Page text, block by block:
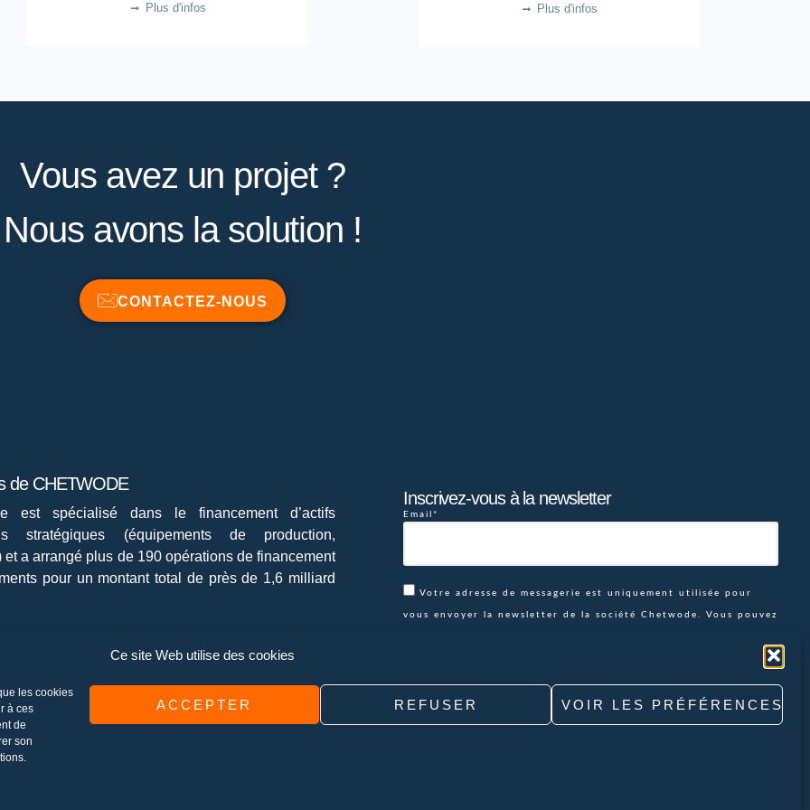
Ce site Web utilise des cookies
les cookies
à ces
de
son
ACCEPTER REFUSER VOIR LES PRÉFÉRENCES
Plus d'infos Plus d'infos
Vous avez un projet ?
Nous avons la solution !
CONTACTEZ-NOUS
de CHETWODE
est spécialisé dans le financement d’actifs
stratégiques (équipements de production,
a arrangé plus de 190 opérations de financement
pour un montant total de près de 1,6 milliard
Inscrivez-vous à la newsletter
Email*
Votre adresse de messagerie est uniquement utilisée pour
vous envoyer la newsletter de la société Chetwode. Vous pouvez